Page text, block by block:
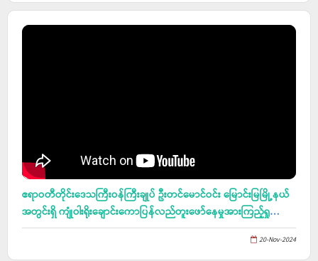
နက်တင်မင်္ဂလာအခမ်းအနားသို့တက်ရောက်
ဧရာဝတီတိုင်းဒေသကြီးဝန်ကြီးချုပ် ဦးတင်မောင်ဝင်း မြောင်းမြမြို့နယ်
အတွင်းရှိ ကျုံဝါးရိုးချောင်းကောပြန်လည်တူးဖော်နေမှုအားကြည့်ရှု
စစ်ဆေး
20-Nov-2024